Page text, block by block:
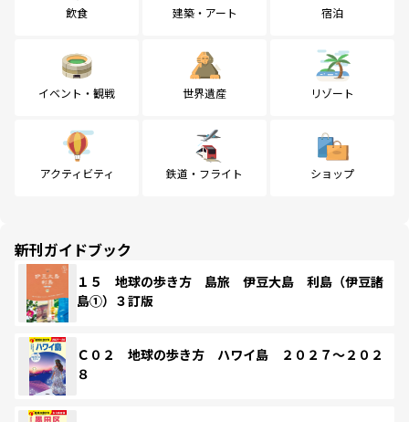
飲食 建築・アート 宿泊
イベント・観戦 世界遺産 リゾート
アクティビティ 鉄道・フライト ショップ
新刊ガイドブック
１５ 地球の歩き方 島旅 伊豆大島 利島（伊豆諸
島①）３訂版
Ｃ０２ 地球の歩き方 ハワイ島 ２０２７～２０２
８